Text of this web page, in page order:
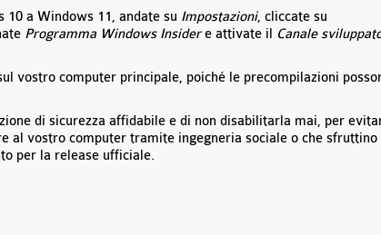
a Windows 11, andate su Impostazioni, cliccate su
Programma Windows Insidere attivate il
Canale
vostro computer principale, poiché le precompilazioni
di sicurezza affidabile e di non disabilitarla mai, per
al vostro computer tramite ingegneria sociale o che sfruttino
per la release ufficiale.